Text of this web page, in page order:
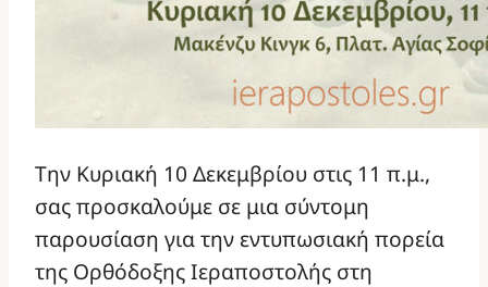
Την Κυριακή 10 Δεκεμβρίου στις 11 π.μ.,
σας προσκαλούμε σε μια σύντομη
παρουσίαση για την εντυπωσιακή πορεία
της Ορθόδοξης Ιεραποστολής στη